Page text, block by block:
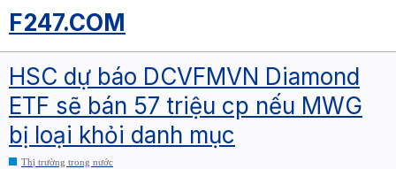
F247.COM
HSC dự báo DCVFMVN Diamond
ETF sẽ bán 57 triệu cp nếu MWG
bị loại khỏi danh mục
Thị trường trong nước